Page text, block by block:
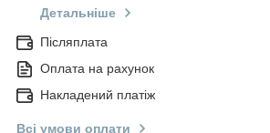
Детальніше
Післяплата
Оплата на рахунок
Накладений платіж
Всі умови оплати